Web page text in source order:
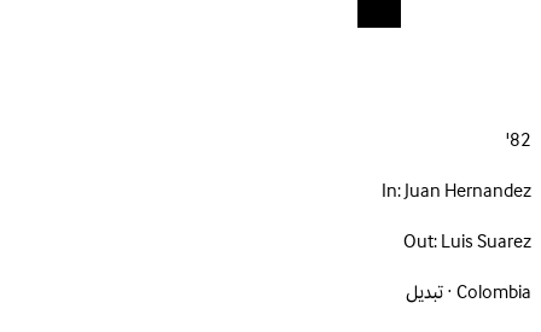
82'
In:Juan Hernandez
Out:Luis Suarez
Colombia · تبديل